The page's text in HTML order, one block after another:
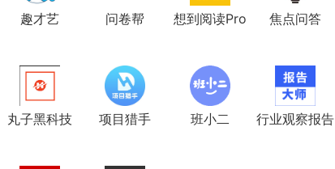
趣才艺 问卷帮 想到阅读Pro 焦点问答
丸子黑科技 项目猎手 班小二 行业观察报告